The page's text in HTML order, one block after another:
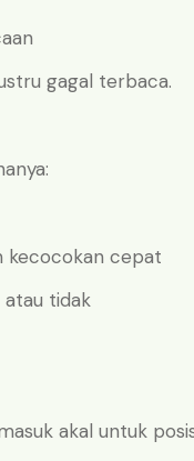
gagal terbaca.
kecocokan cepat
atau tidak
akal untuk